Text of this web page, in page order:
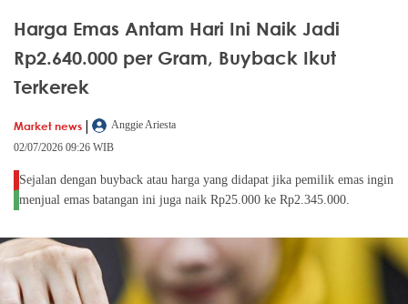
Harga Emas Antam Hari Ini Naik Jadi
Rp2.640.000 per Gram, Buyback Ikut
Terkerek
Market news |
Anggie Ariesta
02/07/2026 09:26 WIB
Sejalan dengan buyback atau harga yang didapat jika pemilik emas ingin
menjual emas batangan ini juga naik Rp25.000 ke Rp2.345.000.